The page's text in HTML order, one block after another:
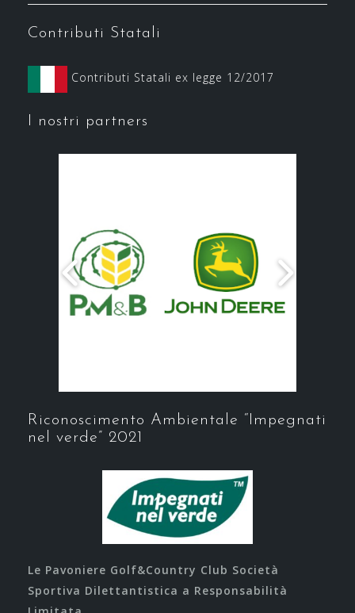
Contributi Statali
Contributi Statali ex legge 12/2017
I nostri partners
Riconoscimento Ambientale “Impegnati
nel verde” 2021
Le Pavoniere Golf&Country Club Società
Sportiva Dilettantistica a Responsabilità